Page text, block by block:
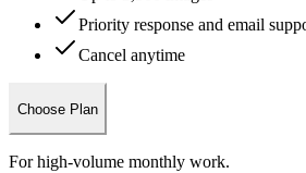
Priority response and email
Cancel anytime
Choose Plan
For high-volume monthly work.